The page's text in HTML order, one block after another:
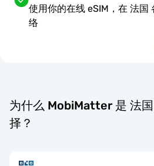
使用你的在线 eSIM，在 法国
络
为什么 MobiMatter 是 法
择？